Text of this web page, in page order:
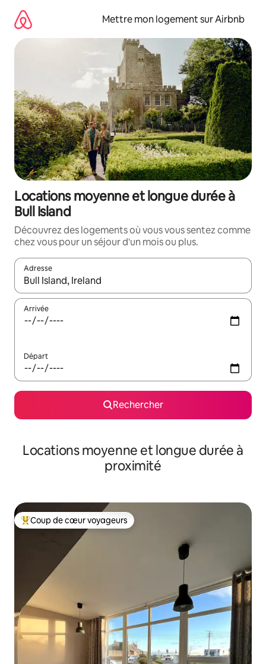
directement
contenu
Mettre mon logement sur Airbnb
Locations moyenne et longue durée à
Bull Island
Découvrez des logements où vous vous sentez comme
chez vous pour un séjour d'un mois ou plus.
Adresse
Lorsque les résultats s'affichent, utilisez les flèches vers le
Arrivée
Départ
Rechercher
Locations moyenne et longue durée à
proximité
Coups de cœur voyageurs les plus appréciés
Coup de cœur voyageurs